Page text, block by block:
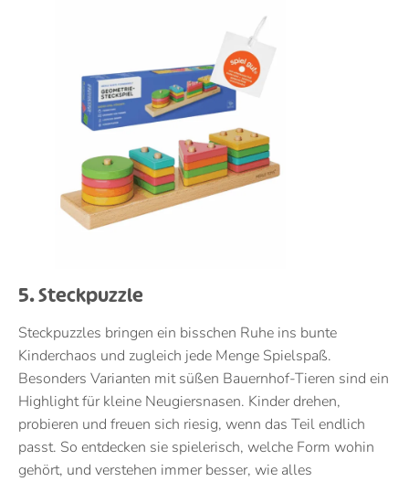
5. Steckpuzzle
Steckpuzzles bringen ein bisschen Ruhe ins bunte
Kinderchaos und zugleich jede Menge Spielspaß.
Besonders Varianten mit süßen Bauernhof-Tieren sind ein
Highlight für kleine Neugiersnasen. Kinder drehen,
probieren und freuen sich riesig, wenn das Teil endlich
passt. So entdecken sie spielerisch, welche Form wohin
gehört, und verstehen immer besser, wie alles